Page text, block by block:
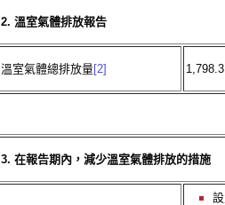
2. 溫室氣體排放報告
溫室氣體總排放量[2]
3. 在報告期內，減少溫室氣體排放的措施